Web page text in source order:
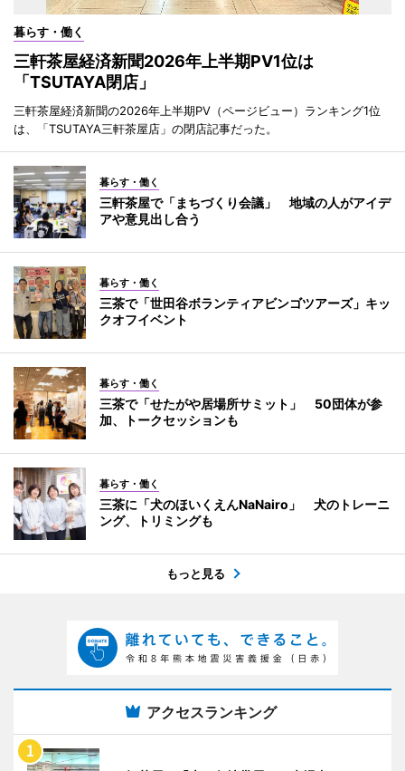
暮らす・働く
三軒茶屋経済新聞2026年上半期PV1位は
「TSUTAYA閉店」
三軒茶屋経済新聞の2026年上半期PV（ページビュー）ランキング1位
は、「TSUTAYA三軒茶屋店」の閉店記事だった。
暮らす・働く
三軒茶屋で「まちづくり会議」 地域の人がアイデ
アや意見出し合う
暮らす・働く
三茶で「世田谷ボランティアビンゴツアーズ」キッ
クオフイベント
暮らす・働く
三茶で「せたがや居場所サミット」 50団体が参
加、トークセッションも
暮らす・働く
三茶に「犬のほいくえんNaNairo」 犬のトレーニ
ング、トリミングも
もっと見る
アクセスランキング